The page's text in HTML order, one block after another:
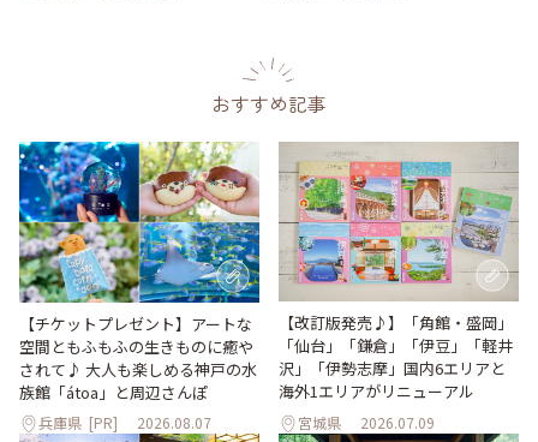
おすすめ記事
【チケットプレゼント】アートな
空間ともふもふの生きものに癒や
されて♪ 大人も楽しめる神戸の水
族館「átoa」と周辺さんぽ
兵庫県 [PR] 2026.08.07
【改訂版発売♪】「角館・盛岡」
「仙台」「鎌倉」「伊豆」「軽井
沢」「伊勢志摩」国内6エリアと
海外1エリアがリニューアル
宮城県 2026.07.09